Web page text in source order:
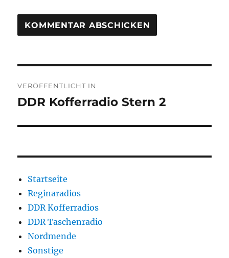
VERÖFFENTLICHT IN
DDR Kofferradio Stern 2
Startseite
Reginaradios
DDR Kofferradios
DDR Taschenradio
Nordmende
Sonstige